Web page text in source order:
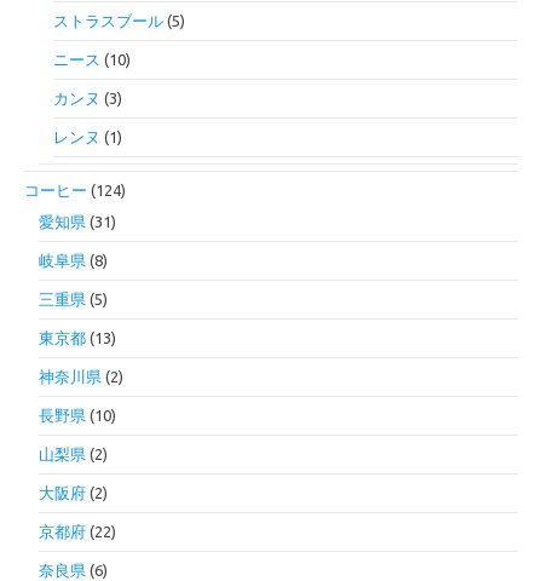
ストラスブール (5)
ニース (10)
カンヌ (3)
レンヌ (1)
コーヒー (124)
愛知県 (31)
岐阜県 (8)
三重県 (5)
東京都 (13)
神奈川県 (2)
長野県 (10)
山梨県 (2)
大阪府 (2)
京都府 (22)
奈良県 (6)